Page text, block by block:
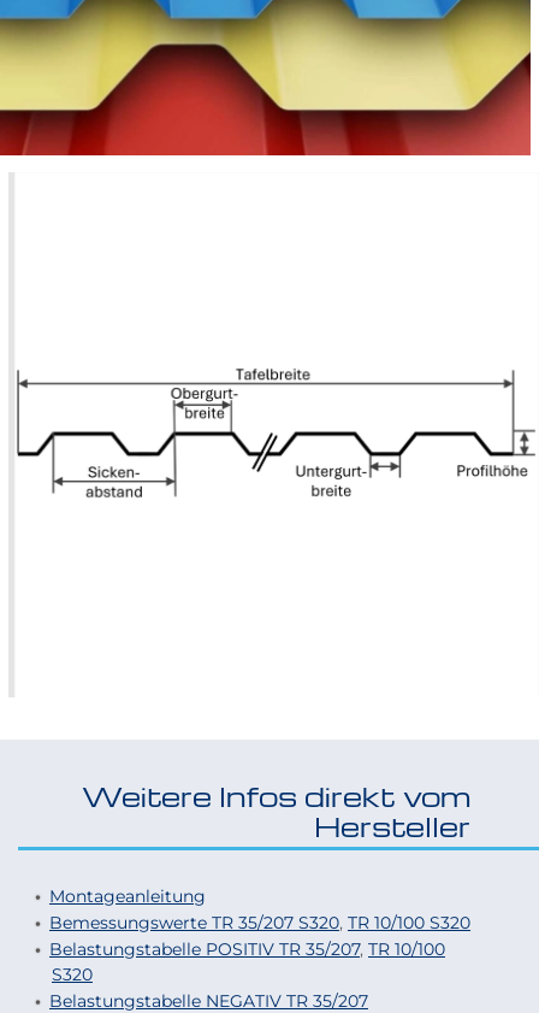
Weitere Infos direkt vom
Hersteller
Montageanleitung
Bemessungswerte TR 35/207 S320, TR 10/100 S320
Belastungstabelle POSITIV TR 35/207, TR 10/100
S320
Belastungstabelle NEGATIV TR 35/207